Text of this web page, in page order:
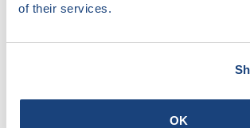
of their services.
OK
Mis het niet! Ontdek, ontmoet en ervaar
2026 van 10.00 tot 18.00 uur in Expo